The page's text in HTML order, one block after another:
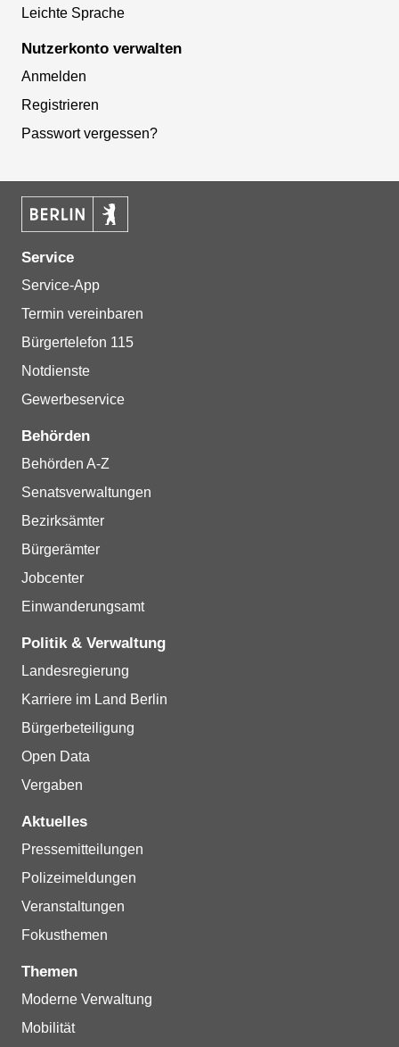
Leichte Sprache
Nutzerkonto verwalten
Anmelden
Registrieren
Passwort vergessen?
Service
Service-App
Termin vereinbaren
Bürgertelefon 115
Notdienste
Gewerbeservice
Behörden
Behörden A-Z
Senatsverwaltungen
Bezirksämter
Bürgerämter
Jobcenter
Einwanderungsamt
Politik & Verwaltung
Landesregierung
Karriere im Land Berlin
Bürgerbeteiligung
Open Data
Vergaben
Aktuelles
Pressemitteilungen
Polizeimeldungen
Veranstaltungen
Fokusthemen
Themen
Moderne Verwaltung
Mobilität